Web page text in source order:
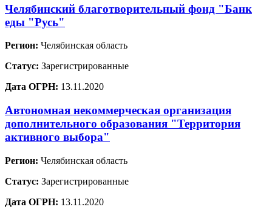
Челябинский благотворительный фонд "Банк
еды "Русь"
Регион: Челябинская область
Статус: Зарегистрированные
Дата ОГРН: 13.11.2020
Автономная некоммерческая организация
дополнительного образования "Территория
активного выбора"
Регион: Челябинская область
Статус: Зарегистрированные
Дата ОГРН: 13.11.2020